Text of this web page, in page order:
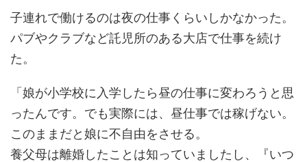
子連れで働けるのは夜の仕事くらいしかなかった。
パブやクラブなど託児所のある大店で仕事を続け
た。
「娘が小学校に入学したら昼の仕事に変わろうと思
ったんです。でも実際には、昼仕事では稼げない。
このままだと娘に不自由をさせる。
養父母は離婚したことは知っていましたし、『いつ